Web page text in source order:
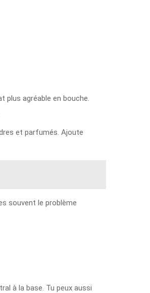
plus agréable en bouche.
et parfumés. Ajoute
souvent le problème
à la base. Tu peux aussi